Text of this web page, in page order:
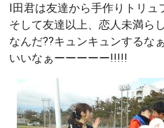
I田君は友達から手作りトリュ
そして友達以上、恋人未満ら
なんだ??キュンキュンするな
いいなぁーーーーー!!!!!